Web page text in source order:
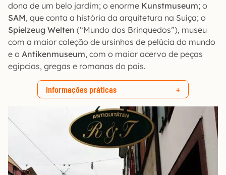
dona de um belo jardim; o enorme Kunstmuseum; o
SAM, que conta a história da arquitetura na Suíça; o
Spielzeug Welten (“Mundo dos Brinquedos”), museu
com a maior coleção de ursinhos de pelúcia do mundo
e o Antikenmuseum, com o maior acervo de peças
egípcias, gregas e romanas do país.
Informações práticas